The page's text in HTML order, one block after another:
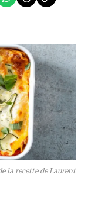
la recette de Laurent